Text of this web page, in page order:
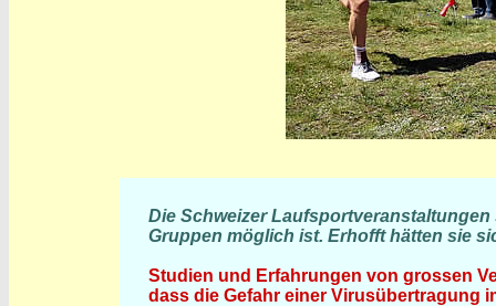
Die Schweizer
Gruppen möglich ist. Erhofft hätten sie
Studien und Erfahrungen von grossen
dass die Gefahr einer Virusübertragung